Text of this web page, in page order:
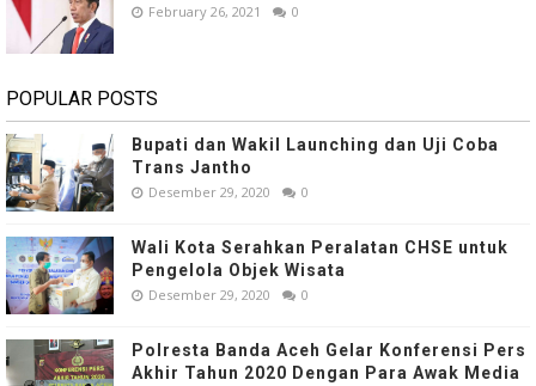
February 26, 2021 0
POPULAR POSTS
Bupati dan Wakil Launching dan Uji Coba
Trans Jantho
Desember 29, 2020 0
Wali Kota Serahkan Peralatan CHSE untuk
Pengelola Objek Wisata
Desember 29, 2020 0
Polresta Banda Aceh Gelar Konferensi Pers
Akhir Tahun 2020 Dengan Para Awak Media